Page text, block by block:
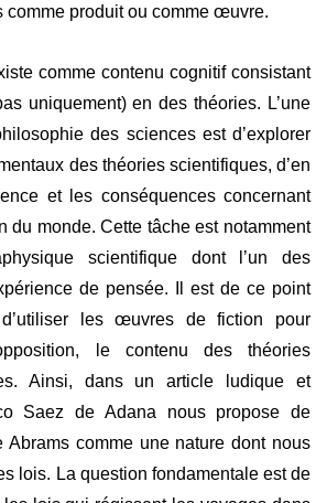
comme produit ou comme œuvre.
comme contenu cognitif consistant
uniquement) en des théories. L’une
des sciences est d’explorer
des théories scientifiques, d’en
et les conséquences concernant
du monde. Cette tâche est notamment
scientifique dont l’un des
de pensée. Il est de ce point
les œuvres de fiction pour
le contenu des théories
Ainsi, dans un article ludique et
Saez de Adana nous propose de
Abrams comme une nature dont nous
lois. La question fondamentale est de